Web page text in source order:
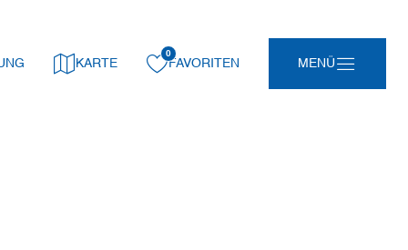
KARTE FAVORITEN
gemerkt:
0
MENÜ